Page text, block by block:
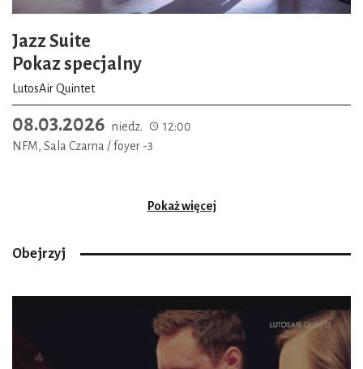
Jazz Suite
Pokaz specjalny
LutosAir Quintet
08.03.2026 niedz.
12:00
NFM, Sala Czarna / foyer -3
Pokaż więcej
Obejrzyj